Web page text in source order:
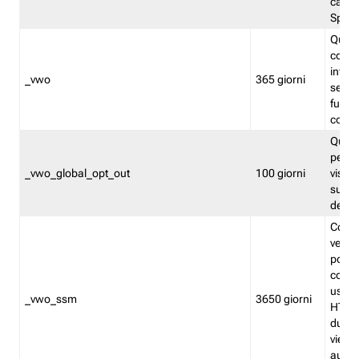
Split
_vwo 365 giorni
_vwo_global_opt_out 100 giorni
su
_vwo_ssm 3650 giorni
viene